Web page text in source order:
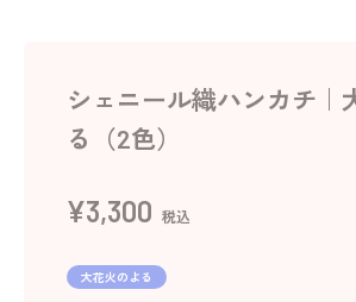
シェニール織ハンカチ｜
る（2色）
¥3,300 税込
大花火のよる